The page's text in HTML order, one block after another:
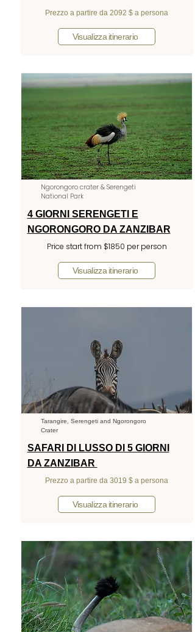
Prezzo a partire da 2092 $ a persona
Visualizza itinerario
Ngorongoro crater & Serengeti
National Park
4 GIORNI SERENGETI E
NGORONGORO DA ZANZIBAR
Price start from $1850 per person
Visualizza itinerario
Tarangire, Serengeti and Ngorongoro
Crater
SAFARI DI LUSSO DI 5 GIORNI
DA ZANZIBAR
Prezzo a partire da 3019 $ a persona
Visualizza itinerario